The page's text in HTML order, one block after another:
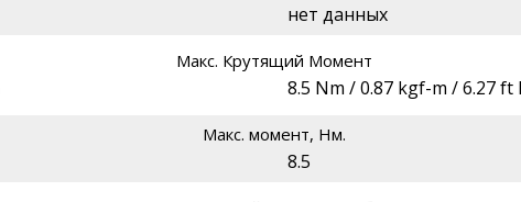
нет данных
Макс. Крутящий Момент
8.5 Nm / 0.87 kgf-m / 6.27 ft
Макс. момент, Нм.
8.5